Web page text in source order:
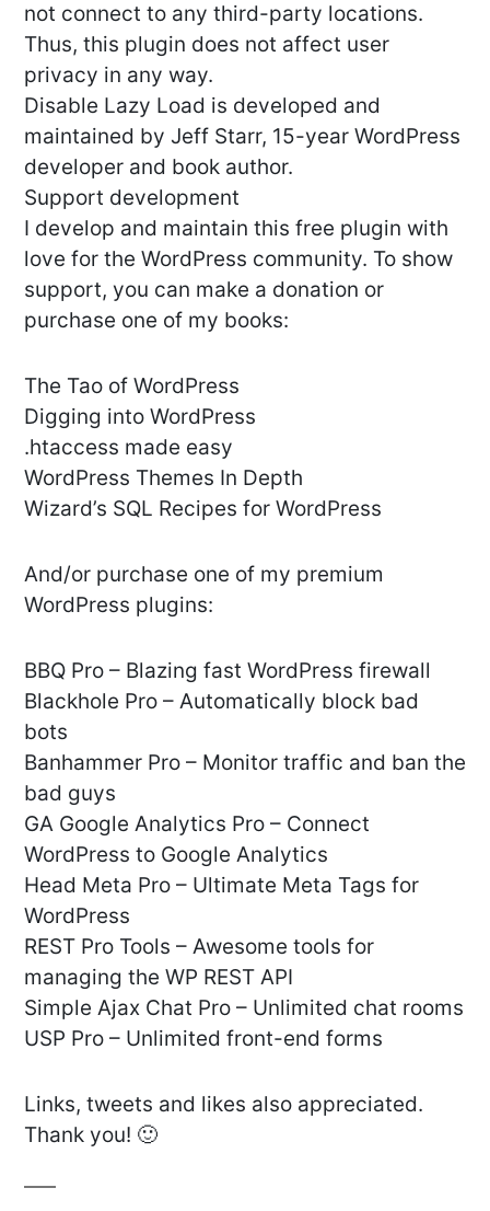
not connect to any third-party locations.
Thus, this plugin does not affect user
privacy in any way.
Disable Lazy Load is developed and
maintained by Jeff Starr, 15-year WordPress
developer and book author.
Support development
I develop and maintain this free plugin with
love for the WordPress community. To show
support, you can make a donation or
purchase one of my books:
The Tao of WordPress
Digging into WordPress
.htaccess made easy
WordPress Themes In Depth
Wizard’s SQL Recipes for WordPress
And/or purchase one of my premium
WordPress plugins:
BBQ Pro – Blazing fast WordPress firewall
Blackhole Pro – Automatically block bad
bots
Banhammer Pro – Monitor traffic and ban the
bad guys
GA Google Analytics Pro – Connect
WordPress to Google Analytics
Head Meta Pro – Ultimate Meta Tags for
WordPress
REST Pro Tools – Awesome tools for
managing the WP REST API
Simple Ajax Chat Pro – Unlimited chat rooms
USP Pro – Unlimited front-end forms
Links, tweets and likes also appreciated.
Thank you! 🙂